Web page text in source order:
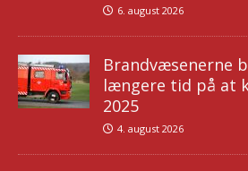
6. august 2026
Brandvæsenerne
længere tid på at
2025
4. august 2026